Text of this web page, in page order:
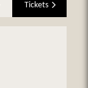
Tickets